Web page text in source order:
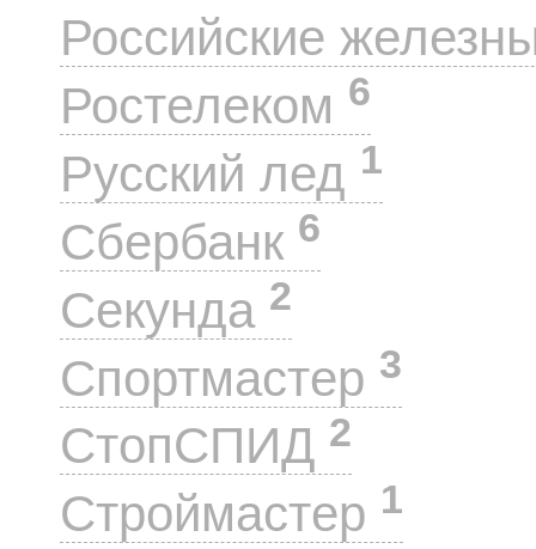
Российские
Ростелеком 6
Русский лед 1
Сбербанк 6
Секунда 2
Спортмастер 3
СтопСПИД 2
Строймастер 1